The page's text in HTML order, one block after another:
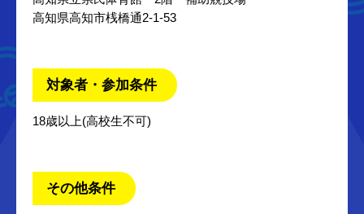
高知県高知市桟橋通2-1-53
対象者・参加条件
18歳以上(高校生不可)
その他条件